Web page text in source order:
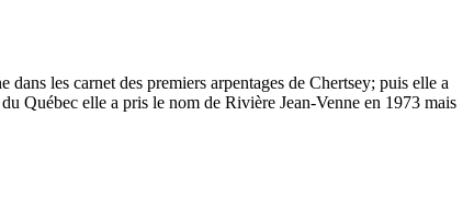
les carnet des premiers arpentages de Chertsey; puis elle a
Québec elle a pris le nom de Rivière Jean-Venne en 1973 mais